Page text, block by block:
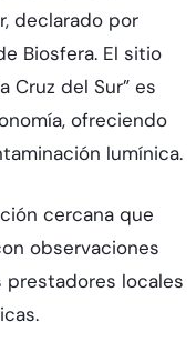
declarado por
Biosfera. El sitio
Cruz del Sur” es
ofreciendo
lumínica.​
cercana que
observaciones
prestadores locales